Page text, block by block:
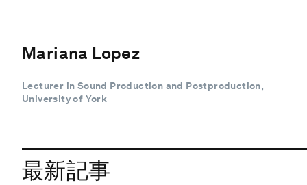
Mariana Lopez
Lecturer in Sound Production and Postproduction,
University of York
最新記事